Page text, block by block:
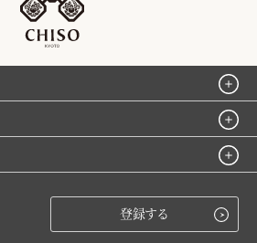
登録する